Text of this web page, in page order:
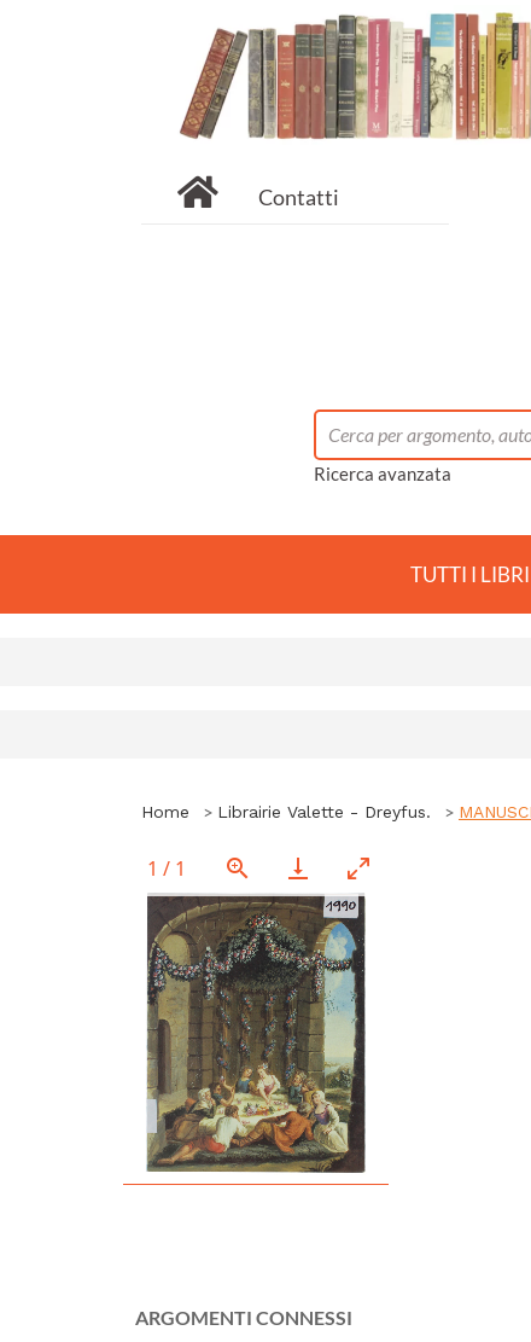
Contatti
Ricerca avanzata
TUTTI I LIBRI
Home Librairie Valette - Dreyfus.
1 / 1
ARGOMENTI CONNESSI